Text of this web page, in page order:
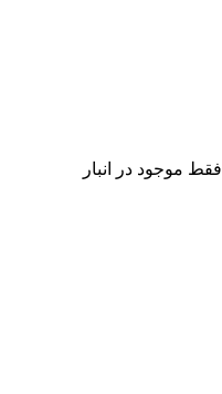
فقط موجود در انبار